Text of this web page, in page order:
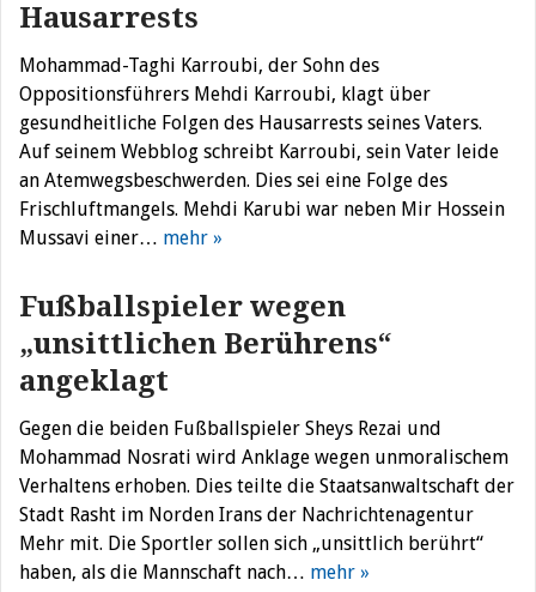
Hausarrests
Mohammad-Taghi Karroubi, der Sohn des
Oppositionsführers Mehdi Karroubi, klagt über
gesundheitliche Folgen des Hausarrests seines Vaters.
Auf seinem Webblog schreibt Karroubi, sein Vater leide
an Atemwegsbeschwerden. Dies sei eine Folge des
Frischluftmangels. Mehdi Karubi war neben Mir Hossein
Mussavi einer… mehr »
Fußballspieler wegen
„unsittlichen Berührens“
angeklagt
Gegen die beiden Fußballspieler Sheys Rezai und
Mohammad Nosrati wird Anklage wegen unmoralischem
Verhaltens erhoben. Dies teilte die Staatsanwaltschaft der
Stadt Rasht im Norden Irans der Nachrichtenagentur
Mehr mit. Die Sportler sollen sich „unsittlich berührt“
haben, als die Mannschaft nach… mehr »